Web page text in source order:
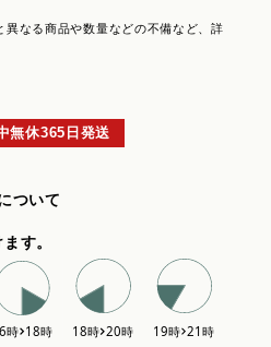
異なる商品や数量などの不備など、詳
無休365日発送
ついて
す。